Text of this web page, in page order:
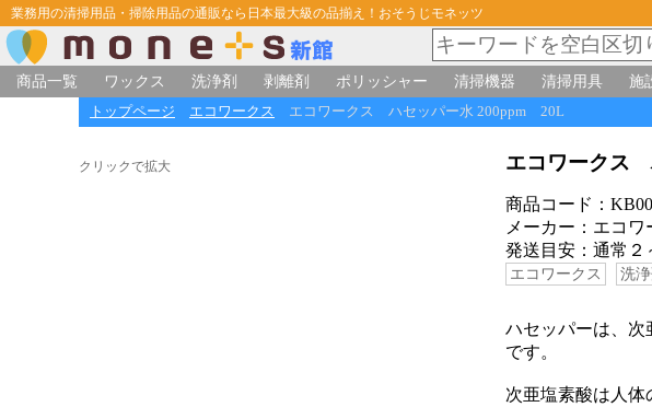
業務用の清掃用品・掃除用品の通販なら日本最大級の品揃え！おそうじモネッツ
商品一覧
ワックス 洗浄剤 剥離剤 ポリッシャー 清掃機器 清掃用具 施
トップページ エコワークス エコワークス ハセッパー水 200ppm 20L
クリックで拡大 エコワークス
商品コード：
メーカー：エコ
発送目安：通常
エコワークス 洗浄
ハセッパーは、次
です。
次亜塩素酸は人体